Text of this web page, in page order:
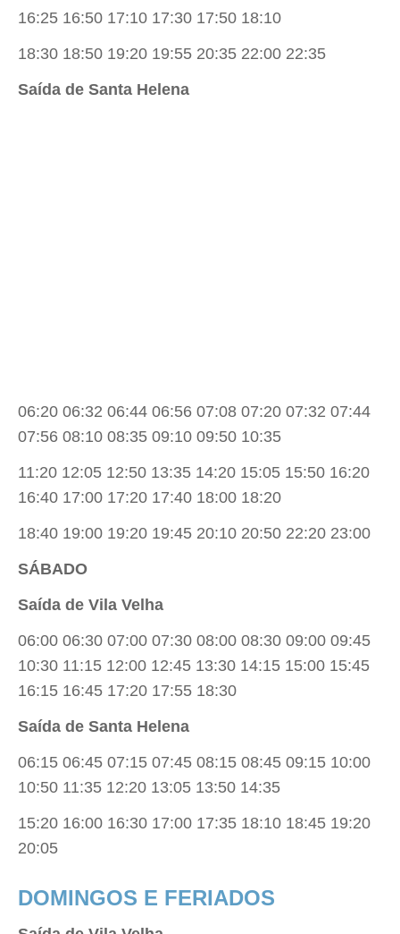
16:25 16:50 17:10 17:30 17:50 18:10
18:30 18:50 19:20 19:55 20:35 22:00 22:35
Saída de Santa Helena
06:20 06:32 06:44 06:56 07:08 07:20 07:32 07:44
07:56 08:10 08:35 09:10 09:50 10:35
11:20 12:05 12:50 13:35 14:20 15:05 15:50 16:20
16:40 17:00 17:20 17:40 18:00 18:20
18:40 19:00 19:20 19:45 20:10 20:50 22:20 23:00
SÁBADO
Saída de Vila Velha
06:00 06:30 07:00 07:30 08:00 08:30 09:00 09:45
10:30 11:15 12:00 12:45 13:30 14:15 15:00 15:45
16:15 16:45 17:20 17:55 18:30
Saída de Santa Helena
06:15 06:45 07:15 07:45 08:15 08:45 09:15 10:00
10:50 11:35 12:20 13:05 13:50 14:35
15:20 16:00 16:30 17:00 17:35 18:10 18:45 19:20
20:05
DOMINGOS E FERIADOS